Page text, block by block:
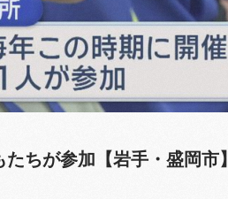
ちが参加【岩手・盛岡市】